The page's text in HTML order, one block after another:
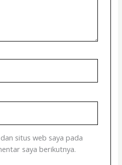
situs web saya pada
saya berikutnya.